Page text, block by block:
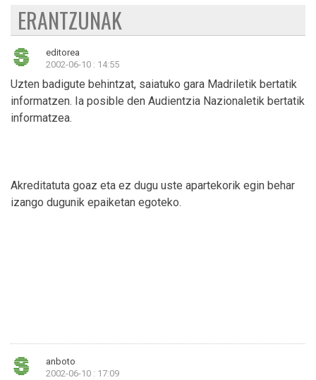
ERANTZUNAK
editorea
2002-06-10 : 14:55
Uzten badigute behintzat, saiatuko gara Madriletik bertatik
informatzen. Ia posible den Audientzia Nazionaletik bertatik
informatzea.
Akreditatuta goaz eta ez dugu uste apartekorik egin behar
izango dugunik epaiketan egoteko.
anboto
2002-06-10 : 17:09